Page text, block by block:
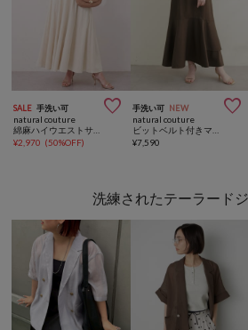
SALE 手洗い可 
natural couture
綿麻ハイウエストサーキュラースカート
¥2,970 (50%OFF)
手洗い可 NEW 
natural couture
ビットベルト付きマーメイドスカート
¥7,590
洗練されたテーラード